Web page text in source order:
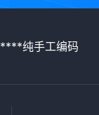
****纯手工编码